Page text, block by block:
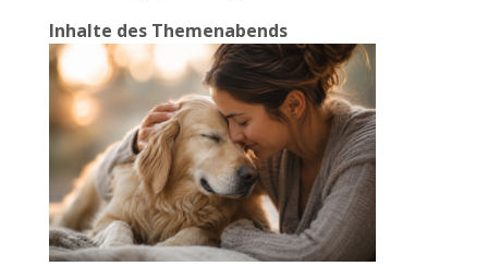
Inhalte des Themenabends